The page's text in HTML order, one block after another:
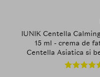
IUNIK Centella
15 ml - crema de
Centella Asiatica si
calmarea pielii